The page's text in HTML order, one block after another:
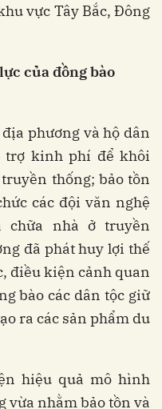
vực Tây Bắc, Đông
của đồng bào
phương và hộ dân
trợ kinh phí để khôi
thống; bảo tồn
các đội văn nghệ
chữa nhà ở truyền
đã phát huy lợi thế
điều kiện cảnh quan
bào các dân tộc giữ
ra các sản phẩm du
hiệu quả mô hình
vừa nhằm bảo tồn và